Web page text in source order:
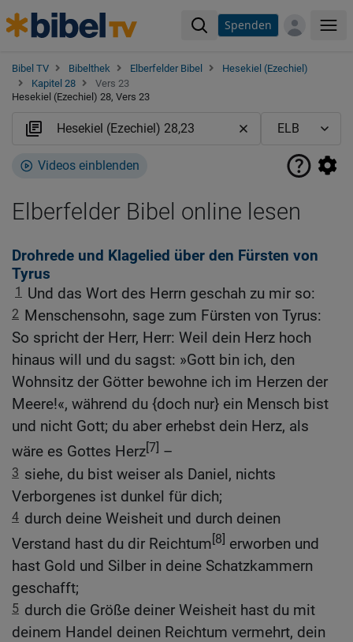
Spenden
Bibel TV Bibelthek Elberfelder Bibel
Hesekiel (Ezechiel)
Kapitel 28
Vers 23
Hesekiel (Ezechiel) 28, Vers 23
Videos einblenden
Elberfelder Bibel online lesen
Drohrede und Klagelied über den Fürsten von
Tyrus
1 Und das Wort des Herrn geschah zu mir so:
2 Menschensohn, sage zum Fürsten von Tyrus:
So spricht der Herr, Herr: Weil dein Herz hoch
hinaus will und du sagst: »Gott bin ich, den
Wohnsitz der Götter bewohne ich im Herzen der
Meere!«, während du {doch nur} ein Mensch bist
und nicht Gott; du aber erhebst dein Herz, als
wäre es Gottes Herz[7] –
3 siehe, du bist weiser als Daniel, nichts
Verborgenes ist dunkel für dich;
4 durch deine Weisheit und durch deinen
Verstand hast du dir Reichtum[8] erworben und
hast Gold und Silber in deine Schatzkammern
geschafft;
5 durch die Größe deiner Weisheit hast du mit
deinem Handel deinen Reichtum vermehrt, dein